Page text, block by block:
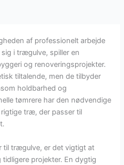
af professionelt arbejde
i trægulve, spiller en
og renoveringsprojekter.
tiltalende, men de tilbyder
holdbarhed og
tømrere har den nødvendige
træ, der passer til
til trægulve, er det vigtigt at
projekter. En dygtig